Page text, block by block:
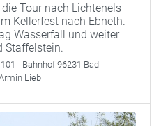
Tour nach Lichtenels
Kellerfest nach Ebneth.
Wasserfall und weiter
Staffelstein.
- Bahnhof 96231 Bad
Lieb